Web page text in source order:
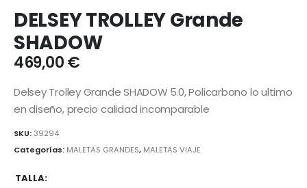
DELSEY TROLLEY Grande
SHADOW
469,00€
Delsey Trolley Grande SHADOW 5.0, Policarbono lo ultimo
en diseño, precio calidad incomparable
SKU:39294
Categorías: MALETAS GRANDES, MALETAS VIAJE
TALLA